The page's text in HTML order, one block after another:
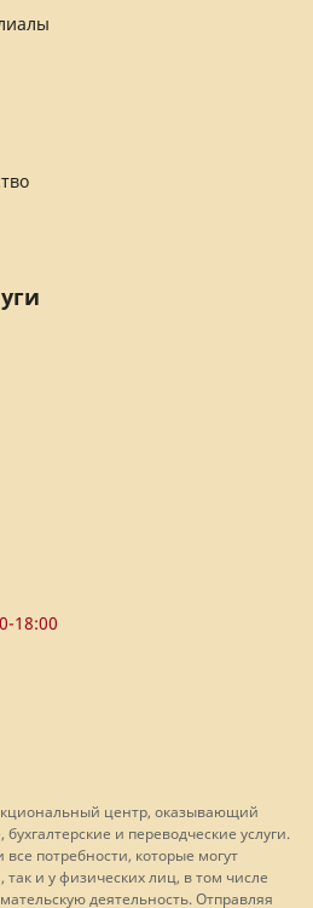
18:00
центр, оказывающий
и переводческие услуги.
потребности, которые могут
так и у физических лиц, в том числе
деятельность. Отправляя